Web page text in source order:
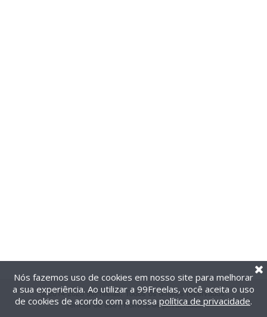
@2014-2026 99Freelas. Todos os direitos reservados.
Termos de uso| Política de privacidade
Nós fazemos uso de cookies em nosso site para melhorar
a sua experiência. Ao utilizar a 99Freelas, você aceita o uso
de cookies de acordo com a nossa política de privacidade.